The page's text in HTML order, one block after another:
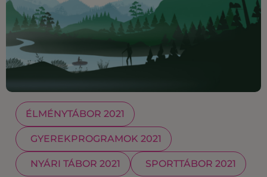
ÉLMÉNYTÁBOR 2021
GYEREKPROGRAMOK 2021
NYÁRI TÁBOR 2021 SPORTTÁBOR 2021